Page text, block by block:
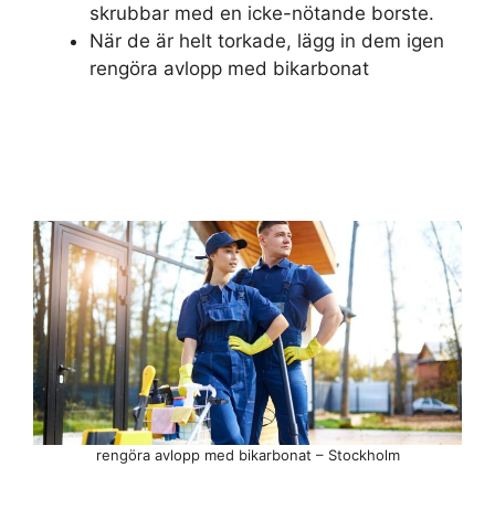
skrubbar med en icke-nötande borste.
När de är helt torkade, lägg in dem igen
rengöra avlopp med bikarbonat
rengöra avlopp med bikarbonat – Stockholm